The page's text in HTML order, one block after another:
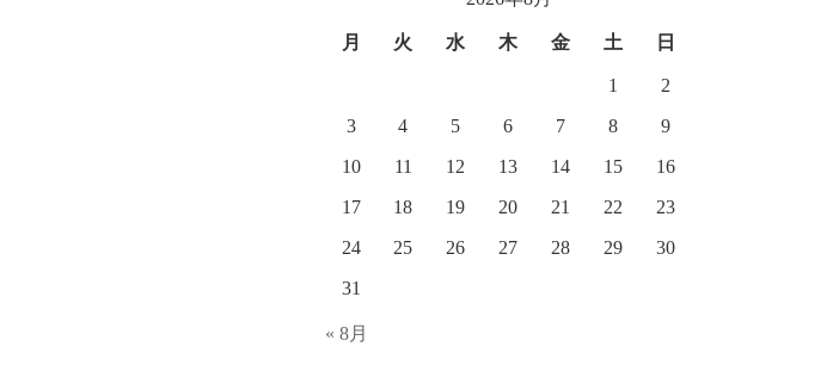
月 火 水 木 金 土 日
1
2
3
4 5 6 7 8
9
10
11 12 13 14 15
16
17
18 19 20 21 22
23
24
25 26 27 28 29
30
31
« 8月